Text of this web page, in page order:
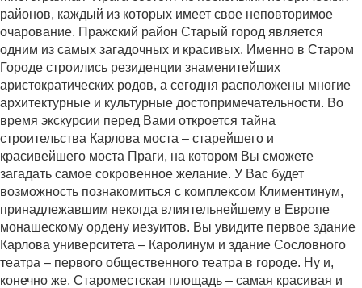
районов, каждый из которых имеет свое неповторимое
очарование. Пражский район Старый город является
одним из самых загадочных и красивых. Именно в Старом
Городе строились резиденции знаменитейших
аристократических родов, а сегодня расположены многие
архитектурные и культурные достопримечательности. Во
время экскурсии перед Вами откроется тайна
строительства Карлова моста – старейшего и
красивейшего моста Праги, на котором Вы сможете
загадать самое сокровенное желание. У Вас будет
возможность познакомиться с комплексом Климентинум,
принадлежавшим некогда влиятельнейшему в Европе
монашескому ордену иезуитов. Вы увидите первое здание
Карлова университета – Каролинум и здание Сословного
театра – первого общественного театра в городе. Ну и,
конечно же, Староместская площадь – самая красивая и